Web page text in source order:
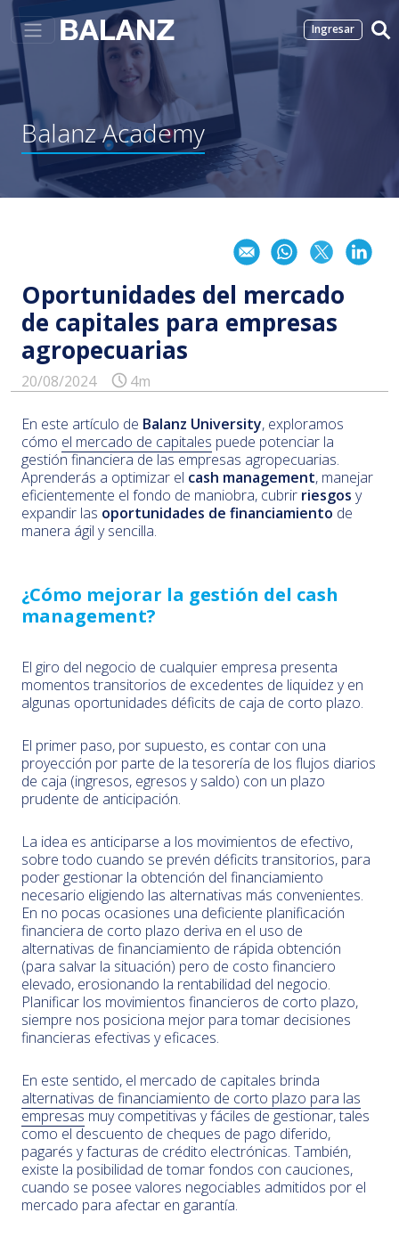
Ingresar
BalanzAcademy
Oportunidades del mercado
de capitales para empresas
agropecuarias
20/08/2024 4m
En este artículo de Balanz University, exploramos
cómo el mercado de capitales puede potenciar la
gestión financiera de las empresas agropecuarias.
Aprenderás a optimizar el cash management, manejar
eficientemente el fondo de maniobra, cubrir riesgos y
expandir las oportunidades de financiamiento de
manera ágil y sencilla.
¿Cómo mejorar la gestión del cash
management?
El giro del negocio de cualquier empresa presenta
momentos transitorios de excedentes de liquidez y en
algunas oportunidades déficits de caja de corto plazo.
El primer paso, por supuesto, es contar con una
proyección por parte de la tesorería de los flujos diarios
de caja (ingresos, egresos y saldo) con un plazo
prudente de anticipación.
La idea es anticiparse a los movimientos de efectivo,
sobre todo cuando se prevén déficits transitorios, para
poder gestionar la obtención del financiamiento
necesario eligiendo las alternativas más convenientes.
En no pocas ocasiones una deficiente planificación
financiera de corto plazo deriva en el uso de
alternativas de financiamiento de rápida obtención
(para salvar la situación) pero de costo financiero
elevado, erosionando la rentabilidad del negocio.
Planificar los movimientos financieros de corto plazo,
siempre nos posiciona mejor para tomar decisiones
financieras efectivas y eficaces.
En este sentido, el mercado de capitales brinda
alternativas de financiamiento de corto plazo para las
empresas muy competitivas y fáciles de gestionar, tales
como el descuento de cheques de pago diferido,
pagarés y facturas de crédito electrónicas. También,
existe la posibilidad de tomar fondos con cauciones,
cuando se posee valores negociables admitidos por el
mercado para afectar en garantía.